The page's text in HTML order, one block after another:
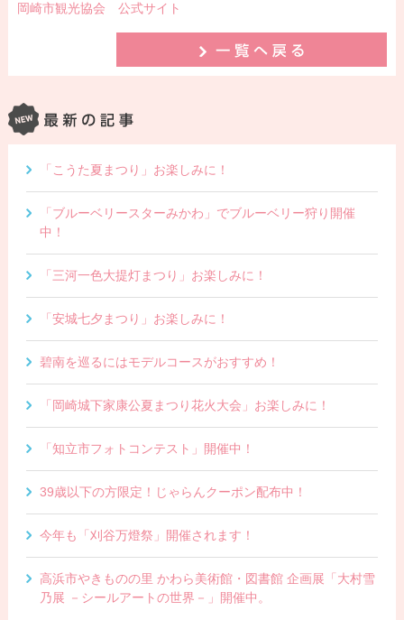
岡崎市観光協会 公式サイト
「こうた夏まつり」お楽しみに！
「ブルーベリースターみかわ」でブルーベリー狩り開催
中！
「三河一色大提灯まつり」お楽しみに！
「安城七夕まつり」お楽しみに！
碧南を巡るにはモデルコースがおすすめ！
「岡崎城下家康公夏まつり花火大会」お楽しみに！
「知立市フォトコンテスト」開催中！
39歳以下の方限定！じゃらんクーポン配布中！
今年も「刈谷万燈祭」開催されます！
高浜市やきものの里 かわら美術館・図書館 企画展「大村雪
乃展 －シールアートの世界－」開催中。